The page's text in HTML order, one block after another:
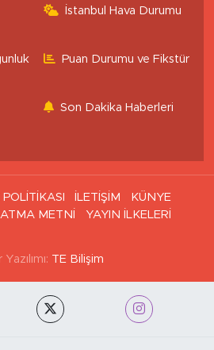
İstanbul Hava Durumu
Puan Durumu ve Fikstür
Son Dakika Haberleri
İLETİŞİM
KÜNYE
METNİ
YAYIN İLKELERİ
TE Bilişim